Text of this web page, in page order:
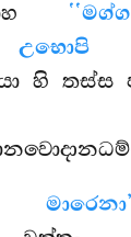
උභොපි
හි තස්ස